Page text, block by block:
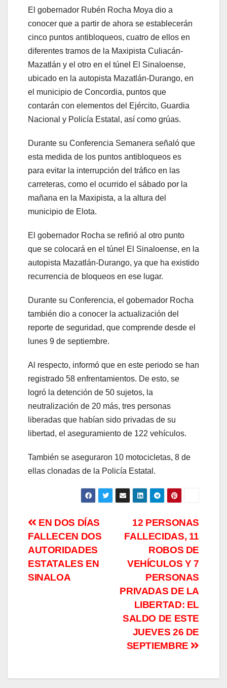
El gobernador Rubén Rocha Moya dio a
conocer que a partir de ahora se establecerán
cinco puntos antibloqueos, cuatro de ellos en
diferentes tramos de la Maxipista Culiacán-
Mazatlán y el otro en el túnel El Sinaloense,
ubicado en la autopista Mazatlán-Durango, en
el municipio de Concordia, puntos que
contarán con elementos del Ejército, Guardia
Nacional y Policía Estatal, así como grúas.
Durante su Conferencia Semanera señaló que
esta medida de los puntos antibloqueos es
para evitar la interrupción del tráfico en las
carreteras, como el ocurrido el sábado por la
mañana en la Maxipista, a la altura del
municipio de Elota.
El gobernador Rocha se refirió al otro punto
que se colocará en el túnel El Sinaloense, en la
autopista Mazatlán-Durango, ya que ha existido
recurrencia de bloqueos en ese lugar.
Durante su Conferencia, el gobernador Rocha
también dio a conocer la actualización del
reporte de seguridad, que comprende desde el
lunes 9 de septiembre.
Al respecto, informó que en este periodo se han
registrado 58 enfrentamientos. De esto, se
logró la detención de 50 sujetos, la
neutralización de 20 más, tres personas
liberadas que habían sido privadas de su
libertad, el aseguramiento de 122 vehículos.
También se aseguraron 10 motocicletas, 8 de
ellas clonadas de la Policía Estatal.
Navegación
de
entradas
12 PERSONAS
FALLECIDAS, 11
ROBOS DE
VEHÍCULOS Y 7
PERSONAS
PRIVADAS DE LA
LIBERTAD: EL
SALDO DE ESTE
JUEVES 26 DE
SEPTIEMBRE
EN DOS DÍAS
FALLECEN DOS
AUTORIDADES
ESTATALES EN
SINALOA